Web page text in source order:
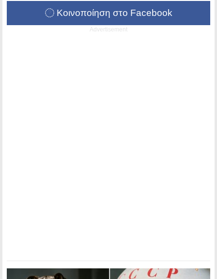
Κοινοποίηση στο Facebook
Advertisement